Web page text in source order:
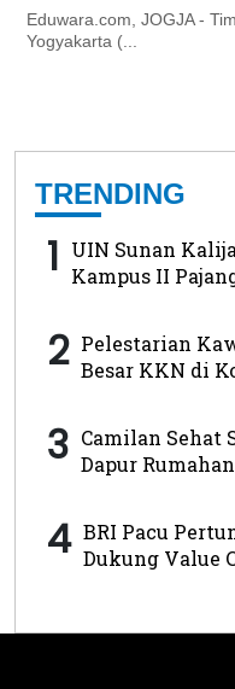
Eduwara.com, JOGJA -
Yogyakarta (...
TRENDING
1 UIN Sunan
Kampus II
2 Pelestarian
Besar KKN di
3 Camilan Sehat
Dapur
4 BRI Pacu
Dukung Value